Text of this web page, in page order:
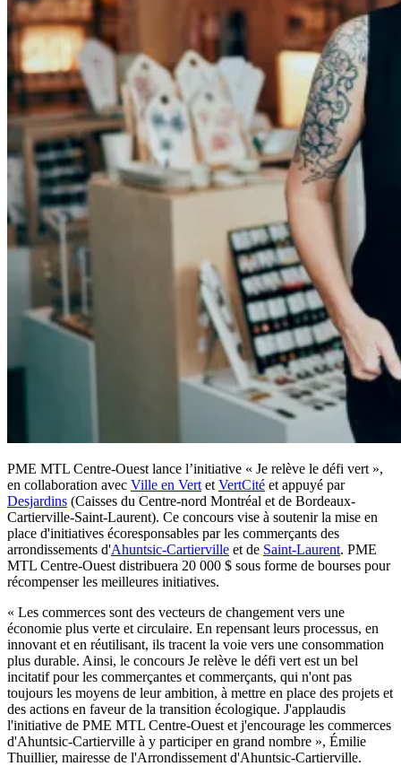
PME MTL Centre-Ouest lance l’initiative « Je relève le défi vert »,
en collaboration avec Ville en Vert et VertCité et appuyé par
Desjardins (Caisses du Centre-nord Montréal et de Bordeaux-
Cartierville-Saint-Laurent). Ce concours vise à soutenir la mise en
place d'initiatives écoresponsables par les commerçants des
arrondissements d'Ahuntsic-Cartierville et de Saint-Laurent. PME
MTL Centre-Ouest distribuera 20 000 $ sous forme de bourses pour
récompenser les meilleures initiatives.
« Les commerces sont des vecteurs de changement vers une
économie plus verte et circulaire. En repensant leurs processus, en
innovant et en réutilisant, ils tracent la voie vers une consommation
plus durable. Ainsi, le concours Je relève le défi vert est un bel
incitatif pour les commerçantes et commerçants, qui n'ont pas
toujours les moyens de leur ambition, à mettre en place des projets et
des actions en faveur de la transition écologique. J'applaudis
l'initiative de PME MTL Centre-Ouest et j'encourage les commerces
d'Ahuntsic-Cartierville à y participer en grand nombre », Émilie
Thuillier, mairesse de l'Arrondissement d'Ahuntsic-Cartierville.